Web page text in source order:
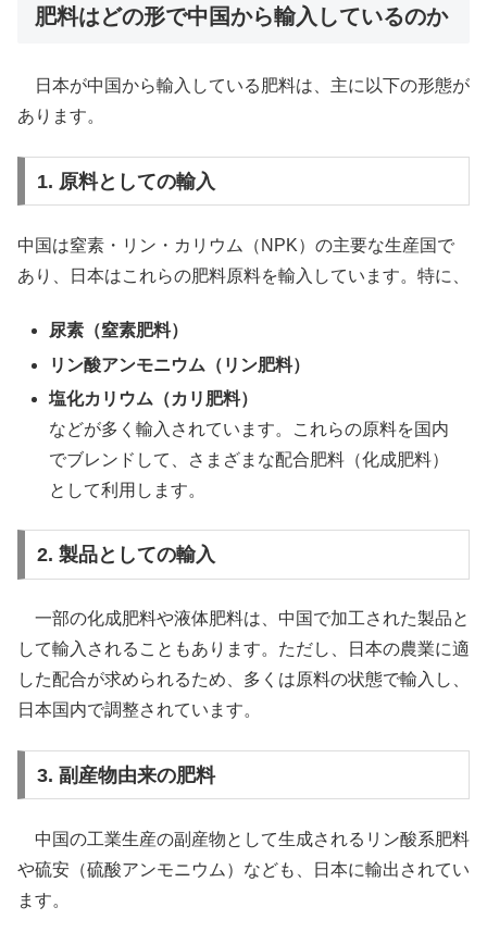
肥料はどの形で中国から輸入しているのか
日本が中国から輸入している肥料は、主に以下の形態が
あります。
1. 原料としての輸入
中国は窒素・リン・カリウム（NPK）の主要な生産国で
あり、日本はこれらの肥料原料を輸入しています。特に、
尿素（窒素肥料）
リン酸アンモニウム（リン肥料）
塩化カリウム（カリ肥料）
などが多く輸入されています。これらの原料を国内
でブレンドして、さまざまな配合肥料（化成肥料）
として利用します。
2. 製品としての輸入
一部の化成肥料や液体肥料は、中国で加工された製品と
して輸入されることもあります。ただし、日本の農業に適
した配合が求められるため、多くは原料の状態で輸入し、
日本国内で調整されています。
3. 副産物由来の肥料
中国の工業生産の副産物として生成されるリン酸系肥料
や硫安（硫酸アンモニウム）なども、日本に輸出されてい
ます。